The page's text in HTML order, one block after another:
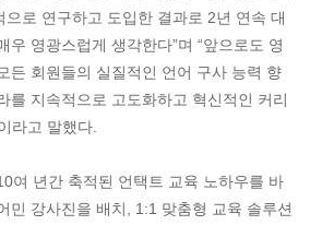
으로 연구하고 도입한 결과로 2년 연속 대
우 영광스럽게 생각한다”며 “앞으로도 영
든 회원들의 실질적인 언어 구사 능력 향
를 지속적으로 고도화하고 혁신적인 커리
라고 말했다.
여 년간 축적된 언택트 교육 노하우를 바
민 강사진을 배치, 1:1 맞춤형 교육 솔루션